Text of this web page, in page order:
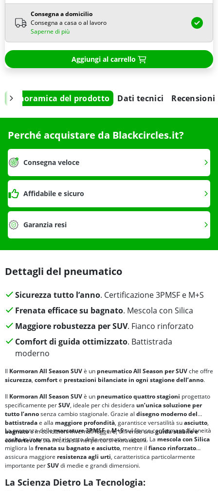
Consegna a domicilio
Consegna a casa o al lavoro
Saperne di più
Aggiungi al carrello
Panoramica del prodotto Dati tecnici Recensioni
Perché acquistare da Blackcircles.it?
Consegna veloce
Affidabile e sicuro
Garanzia resi
Dettagli del pneumatico
Sicurezza tutto l’anno. Certificazione 3PMSF e M+S
Frenata efficace su bagnato. Mescola con Silica
Maggiore robustezza per SUV. Fianco rinforzato
Comfort di guida ottimizzato. Battistrada
moderno
Il Kormoran All Season SUVè un pneumatico All Season per SUVche offre
sicurezza, comforte prestazioni bilanciate in ogni stagione dell’anno.
Il Kormoran All Season SUVè un pneumatico quattro stagioni progettato
specificamente perSUV, ideale per chi desidera un’unica soluzione per
tutto l’annosenza cambio stagionale. Grazie al disegno moderno del
battistradae alla maggiore profondità, garantisce versatilità suasciutto,
bagnatoe in condizioni invernali leggere, offrendo unaguida stabile e
confortevolesia in città sia nei percorsi extraurbani.
La presenza dellemarcature3PMSFeM+Ssul fianco confermano l’idoneità
anche in inverno, nel rispetto delle normative vigenti. La mescola con Silica
migliora la frenata su bagnato e asciutto, mentre il fianco rinforzato
assicura maggiore resistenza agli urti, caratteristica particolarmente
importante perSUVdi medie e grandi dimensioni.
La Scienza Dietro La Tecnologia: